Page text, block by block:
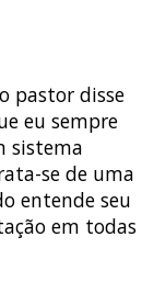
pastor disse
eu sempre
sistema
se de uma
entende seu
em todas